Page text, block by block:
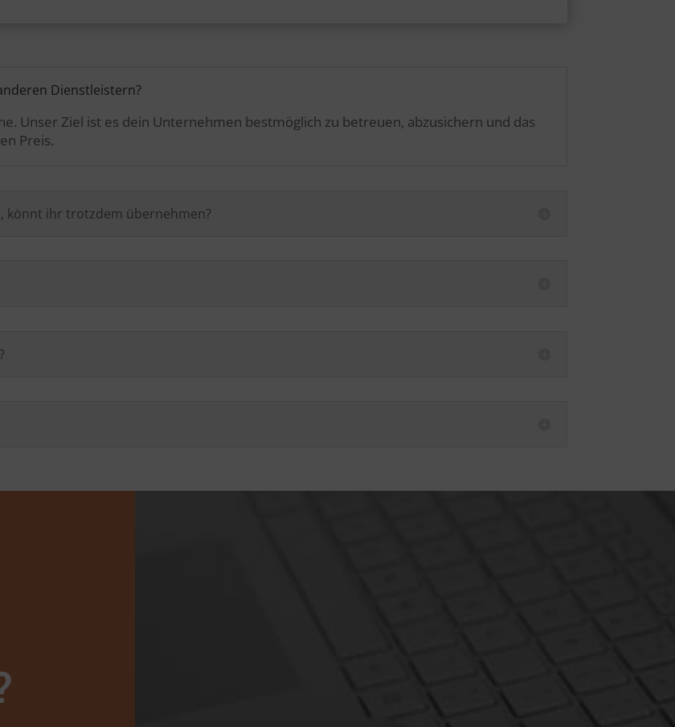
Dienstleistern?
Unser Ziel ist es dein Unternehmen bestmöglich zu betreuen, abzusichern und das
Preis.
könnt ihr trotzdem übernehmen?